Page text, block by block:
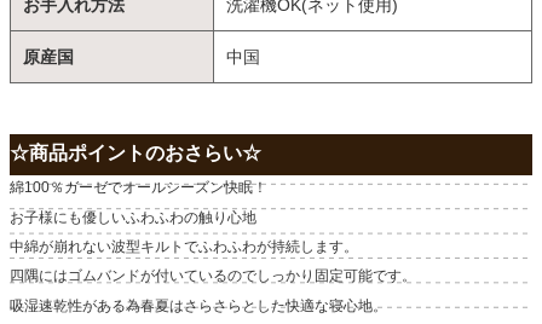
お手入れ方法 洗濯機OK(ネット使用)
原産国 中国
☆商品ポイントのおさらい☆
綿100％ガーゼでオールシーズン快眠！
お子様にも優しいふわふわの触り心地
中綿が崩れない波型キルトでふわふわが持続します。
四隅にはゴムバンドが付いているのでしっかり固定可能です。
吸湿速乾性がある為春夏はさらさらとした快適な寝心地。